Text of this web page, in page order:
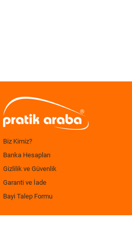
Biz Kimiz?
Banka Hesapları
Gizlilik ve Güvenlik
Garanti ve İade
Bayi Talep Formu